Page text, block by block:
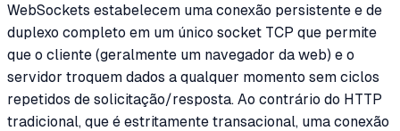
WebSockets estabelecem uma conexão persistente e de
duplexo completo em um único socket TCP que permite
que o cliente (geralmente um navegador da web) e o
servidor troquem dados a qualquer momento sem ciclos
repetidos de solicitação/resposta. Ao contrário do HTTP
tradicional, que é estritamente transacional, uma conexão